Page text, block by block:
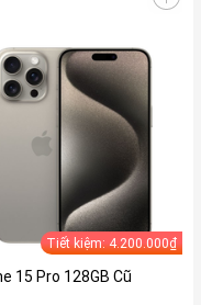
Tiết kiệm: 4.200.000₫
15 Pro 128GB Cũ